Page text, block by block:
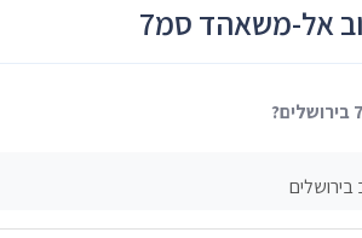
אל-משאהד סמ7